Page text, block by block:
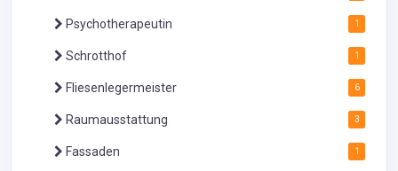
Psychotherapeutin 1
Schrotthof 1
Fliesenlegermeister 6
Raumausstattung 3
Fassaden 1